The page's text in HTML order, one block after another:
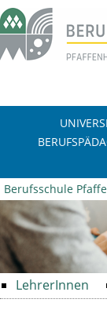
Berufsschule
Fachbereiche
Ausbildungsberufe
Navigation
überspringen
LehrerInnen